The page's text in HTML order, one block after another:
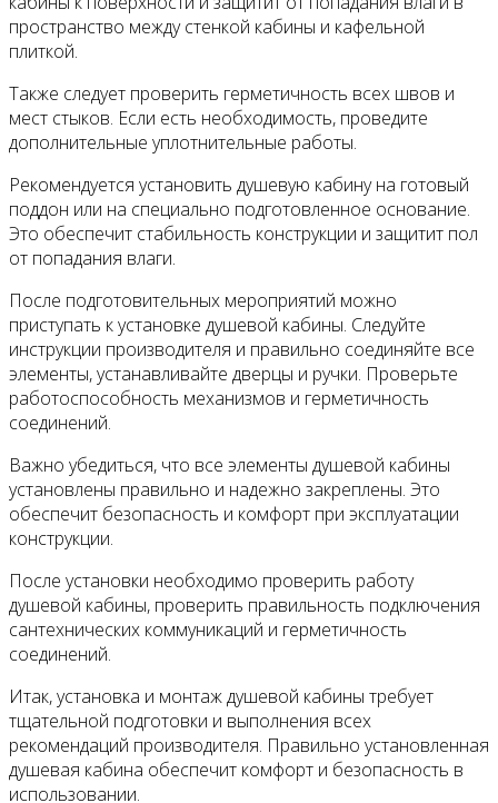
пространство между стенкой кабины и кафельной
плиткой.
Также следует проверить герметичность всех швов и
мест стыков. Если есть необходимость, проведите
дополнительные уплотнительные работы.
Рекомендуется установить душевую кабину на готовый
поддон или на специально подготовленное основание.
Это обеспечит стабильность конструкции и защитит пол
от попадания влаги.
После подготовительных мероприятий можно
приступать к установке душевой кабины. Следуйте
инструкции производителя и правильно соединяйте все
элементы, устанавливайте дверцы и ручки. Проверьте
работоспособность механизмов и герметичность
соединений.
Важно убедиться, что все элементы душевой кабины
установлены правильно и надежно закреплены. Это
обеспечит безопасность и комфорт при эксплуатации
конструкции.
После установки необходимо проверить работу
душевой кабины, проверить правильность подключения
сантехнических коммуникаций и герметичность
соединений.
Итак, установка и монтаж душевой кабины требует
тщательной подготовки и выполнения всех
рекомендаций производителя. Правильно установленная
душевая кабина обеспечит комфорт и безопасность в
использовании.